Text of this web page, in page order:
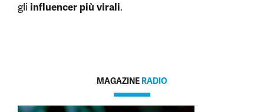
gliinfluencer più virali.
MAGAZINE RADIO